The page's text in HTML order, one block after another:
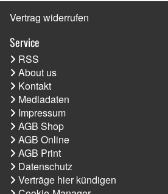
Vertrag widerrufen
Service
RSS
About us
Kontakt
Mediadaten
Impressum
AGB Shop
AGB Online
AGB Print
Datenschutz
Verträge hier kündigen